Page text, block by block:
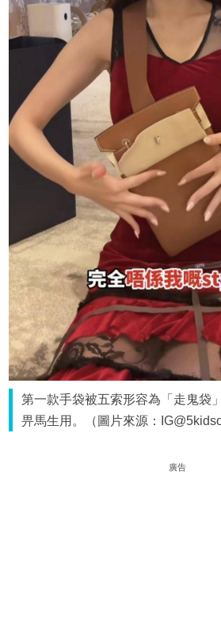
第一款手袋被五索形容為「走鬼袋
畀馬生用。（圖片來源：
廣告